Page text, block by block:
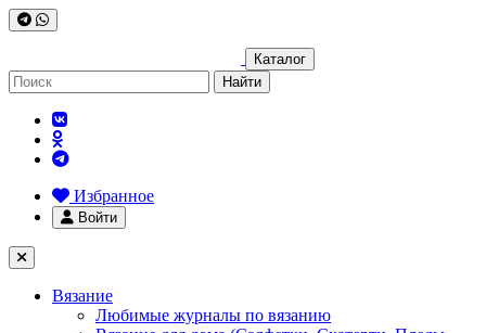
Каталог
Найти
Избранное
Войти
Вязание
Любимые журналы по вязанию